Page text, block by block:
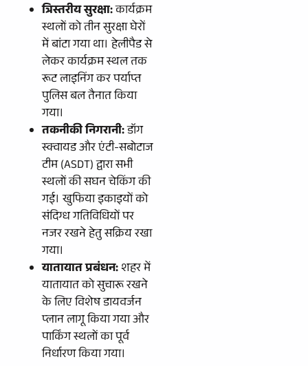
त्रिस्तरीय सुरक्षा:कार्यक्रम
स्थलों को तीन सुरक्षा घेरों
में बांटा गया था। हेलीपैड से
लेकर कार्यक्रम स्थल तक
रूट लाइनिंग कर पर्याप्त
पुलिस बल तैनात किया
गया।
तकनीकी निगरानी:डॉग
स्क्वायड और एंटी-सबोटाज
टीम (ASDT) द्वारा सभी
स्थलों की सघन चेकिंग की
गई। खुफिया इकाइयों को
संदिग्ध गतिविधियों पर
नजर रखने हेतु सक्रिय रखा
गया।
यातायात प्रबंधन:शहर में
यातायात को सुचारू रखने
के लिए विशेष डायवर्जन
प्लान लागू किया गया और
पार्किंग स्थलों का पूर्व
निर्धारण किया गया।